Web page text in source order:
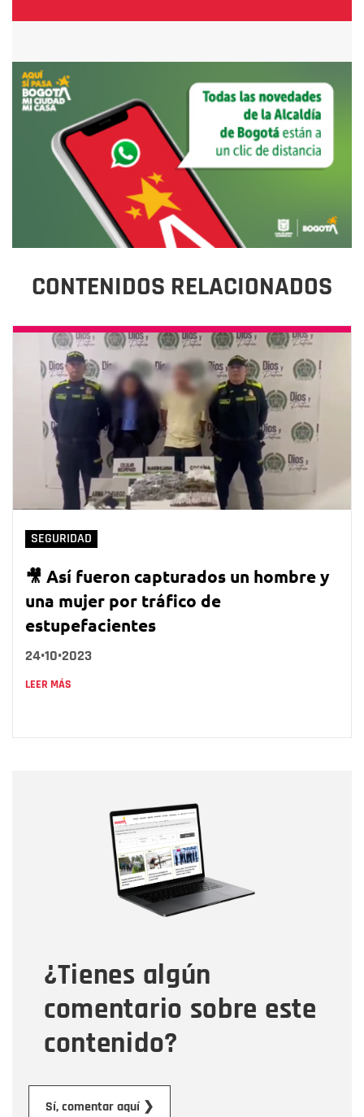
CONTENIDOS RELACIONADOS
SEGURIDAD
🎥 Así fueron capturados un hombre y
una mujer por tráfico de
estupefacientes
24•10•2023
LEER MÁS
¿Tienes algún
comentario sobre este
contenido?
Sí, comentar aquí ❯
Correo electrónico
Tipo de comentario
Mensaje